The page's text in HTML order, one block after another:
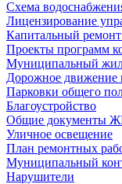
Схема
Лицензирование
Капитальный
Проекты программ
Муниципальный
Дорожное движение
Парковки общего
Благоустройство
Общие документы
Уличное освещение
План ремонтных
Муниципальный
Нарушители